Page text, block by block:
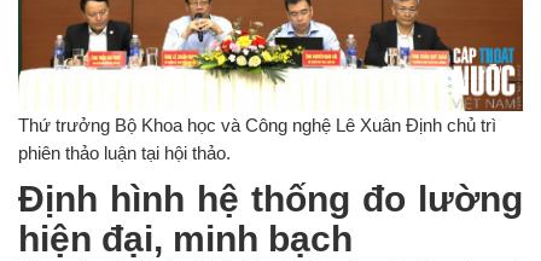
Thứ trưởng Bộ Khoa học và Công nghệ Lê Xuân Định chủ trì
phiên thảo luận tại hội thảo.
Định hình hệ thống đo lường
hiện đại, minh bạch